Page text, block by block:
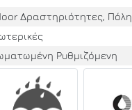
Δραστηριότητες, Πόλη
Ρυθμιζόμενη